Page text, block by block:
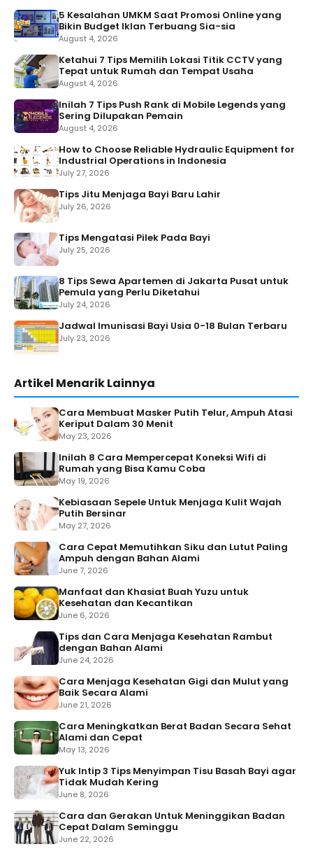
5 Kesalahan UMKM Saat Promosi Online yang
Bikin Budget Iklan Terbuang Sia-sia
August 4, 2026
Ketahui 7 Tips Memilih Lokasi Titik CCTV yang
Tepat untuk Rumah dan Tempat Usaha
August 4, 2026
Inilah 7 Tips Push Rank di Mobile Legends yang
Sering Dilupakan Pemain
August 4, 2026
How to Choose Reliable Hydraulic Equipment for
Industrial Operations in Indonesia
July 27, 2026
Tips Jitu Menjaga Bayi Baru Lahir
July 26, 2026
Tips Mengatasi Pilek Pada Bayi
July 25, 2026
8 Tips Sewa Apartemen di Jakarta Pusat untuk
Pemula yang Perlu Diketahui
July 24, 2026
Jadwal Imunisasi Bayi Usia 0-18 Bulan Terbaru
July 23, 2026
Artikel Menarik Lainnya
Cara Membuat Masker Putih Telur, Ampuh Atasi
Keriput Dalam 30 Menit
May 23, 2026
Inilah 8 Cara Mempercepat Koneksi Wifi di
Rumah yang Bisa Kamu Coba
May 19, 2026
Kebiasaan Sepele Untuk Menjaga Kulit Wajah
Putih Bersinar
May 27, 2026
Cara Cepat Memutihkan Siku dan Lutut Paling
Ampuh dengan Bahan Alami
June 7, 2026
Manfaat dan Khasiat Buah Yuzu untuk
Kesehatan dan Kecantikan
June 6, 2026
Tips dan Cara Menjaga Kesehatan Rambut
dengan Bahan Alami
June 24, 2026
Cara Menjaga Kesehatan Gigi dan Mulut yang
Baik Secara Alami
June 21, 2026
Cara Meningkatkan Berat Badan Secara Sehat
Alami dan Cepat
May 13, 2026
Yuk Intip 3 Tips Menyimpan Tisu Basah Bayi agar
Tidak Mudah Kering
June 8, 2026
Cara dan Gerakan Untuk Meninggikan Badan
Cepat Dalam Seminggu
June 22, 2026